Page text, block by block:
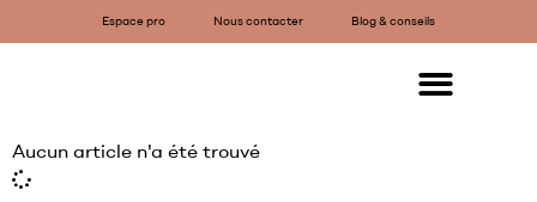
Espace pro Nous contacter Blog & conseils
Aucun article n'a été trouvé